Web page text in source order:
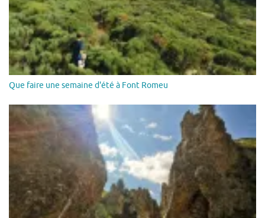
Que faire une semaine d'été à Font Romeu